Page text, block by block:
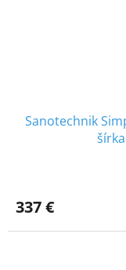
Sanotechnik
337 €